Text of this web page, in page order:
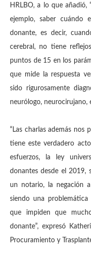
HRLBO, a lo que
ejemplo, saber cuándo
donante, es decir,
cerebral, no tiene
puntos de 15 en los
que mide la respuesta
sido rigurosamente
neurólogo, neurocirujano,
“Las charlas además nos
tiene este verdadero
esfuerzos, la ley
donantes desde el 2019,
un notario, la negación
siendo una problemática
que impiden que
donante”, expresó
Procuramiento y